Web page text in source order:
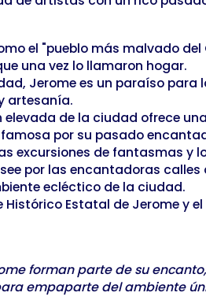
el "pueblo más malvado
una vez lo llamaron hogar.
Jerome es un paraíso
artesanía.
elevada de la ciudad ofrece
por su pasado
excursiones de fantasmas y
por las encantadoras
ecléctico de la ciudad.
Histórico Estatal de Jerome y
forman parte de su
empaparte del ambiente